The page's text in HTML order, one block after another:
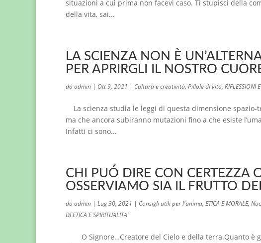
situazioni a cui prima non facevi caso. Ti stupisci della
della vita, sai...
LA SCIENZA NON È
PER APRIRGLI IL NOSTRO
daadmin | Ott 9, 2021 | Cultura e creatività, Pillole di vita, RIFLESSIONI
La scienza studia le leggi di questa dimensione
ma che ancora subiranno mutazioni fino a che esiste
Infatti ci sono...
CHI PUÓ DIRE CON CERTEZZA
OSSERVIAMO SIA IL FRUTTO
daadmin | Lug 30, 2021 | Consigli utili per l'anima, ETICA E MORALE,
DI ETICA E SPIRITUALITA'
O Signore…Creatore del Cielo e della terra.Quanto è